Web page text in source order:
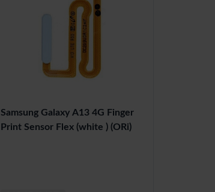
Samsung Galaxy A13 4G Finger
Print Sensor Flex (white ) (ORi)